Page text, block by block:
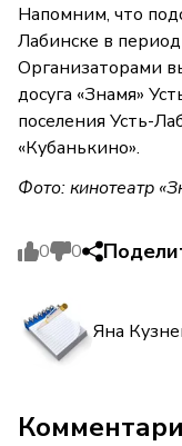
Напомним, что
Лабинске в
Организаторами
досуга «Знамя»
поселения Усть-
«Кубанькино».
Фото: кинотеатр
0 0
Яна